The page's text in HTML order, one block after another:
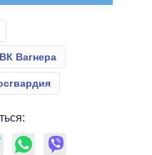
Вагнера